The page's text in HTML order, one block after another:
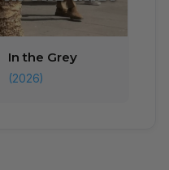
In the Grey
(2026)